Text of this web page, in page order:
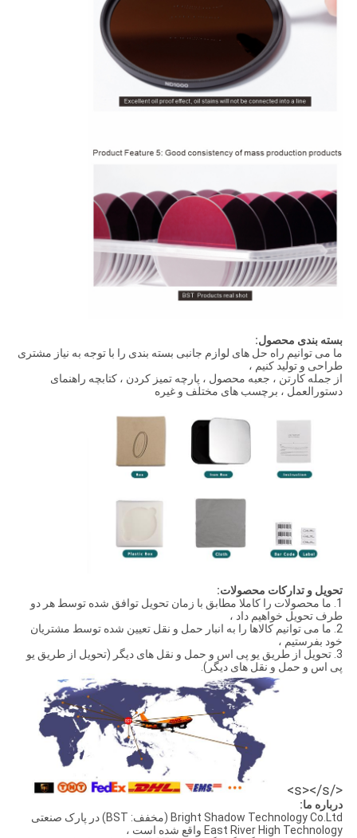
بسته بندی محصول:
ما می توانیم راه حل های لوازم جانبی بسته بندی را با توجه به نیاز مشتری
طراحی و تولید کنیم ،
از جمله کارتن ، جعبه محصول ، پارچه تمیز کردن ، کتابچه راهنمای
دستورالعمل ، برچسب های مختلف و غیره
تحویل و تدارکات محصولات:
1. ما محصولات را کاملا مطابق با زمان تحویل توافق شده توسط هر دو
طرف تحویل خواهیم داد ،
2. ما می توانیم کالاها را به انبار حمل و نقل تعیین شده توسط مشتریان
خود بفرستیم ،
3. تحویل از طریق یو پی اس و حمل و نقل های دیگر (تحویل از طریق یو
پی اس و حمل و نقل های دیگر).
</s></s>
درباره ما:
Bright Shadow Technology Co.Ltd (مخفف: BST) در پارک صنعتی
East River High Technology واقع شده است ،